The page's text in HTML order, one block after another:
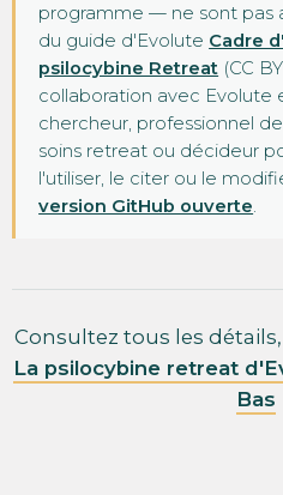
programme — ne sont pas
du guide d'Evolute Cadre
psilocybine Retreat (CC
collaboration avec Evolute
chercheur, professionnel
soins retreat ou décideur
l'utiliser, le citer ou le
version GitHub ouverte.
Consultez tous les
La psilocybine retreat
Bas